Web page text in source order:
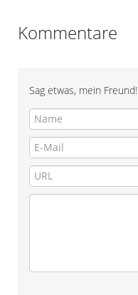
Kommentare
Sag etwas, mein Freund!